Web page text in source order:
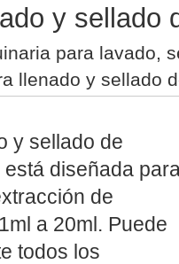
y sellado
para lavado,
llenado y sellado
y sellado de
diseñada
de
a 20ml. Puede
todos los